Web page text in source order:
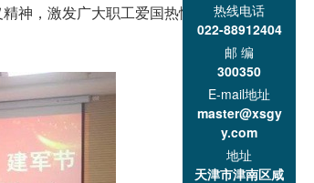
神，激发广大职工爱国热情和集体荣誉
热线电话
022-88912404
邮 编
300350
E-mail地址
master@xsgy
y.com
地址
天津市津南区咸